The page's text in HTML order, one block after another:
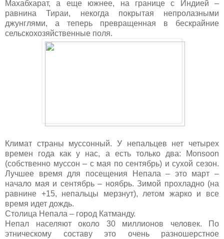
Махабхарат, а еще южнее, на границе с Индией –
равнина Тираи, некогда покрытая непролазными
джунглями, а теперь превращенная в бескрайние
сельскохозяйственные поля.
Климат страны муссонный. У непальцев нет четырех
времен года как у нас, а есть только два:
Monsoon
(собственно муссон – с мая по сентябрь) и сухой сезон.
Лучшее время для посещения Непала – это март –
начало мая и сентябрь – ноябрь. Зимой прохладно (на
равнине +15, непальцы мерзнут), летом жарко и все
время идет дождь.
Столица Непала – город Катманду.
Непал населяют около 30 миллионов человек. По
этническому составу это очень разношерстное